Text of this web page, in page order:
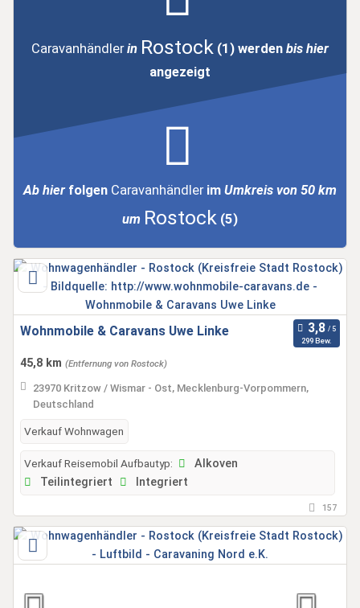
Caravanhändler in Rostock (1) werden bis hier
angezeigt
Ab hier folgen Caravanhändlerim Umkreis von 50 km
um Rostock (5)
Wohnmobile & Caravans Uwe Linke
299 Bew.
45,8 km (Entfernung von Rostock)
23970 Kritzow / Wismar - Ost, Mecklenburg-Vorpommern,
Deutschland
Verkauf Wohnwagen
Verkauf Reisemobil Aufbautyp:
Alkoven
Teilintegriert
Integriert
157